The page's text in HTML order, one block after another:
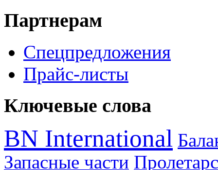
Партнерам
Спецпредложения
Прайс-листы
Ключевые слова
BN International
Запасные части